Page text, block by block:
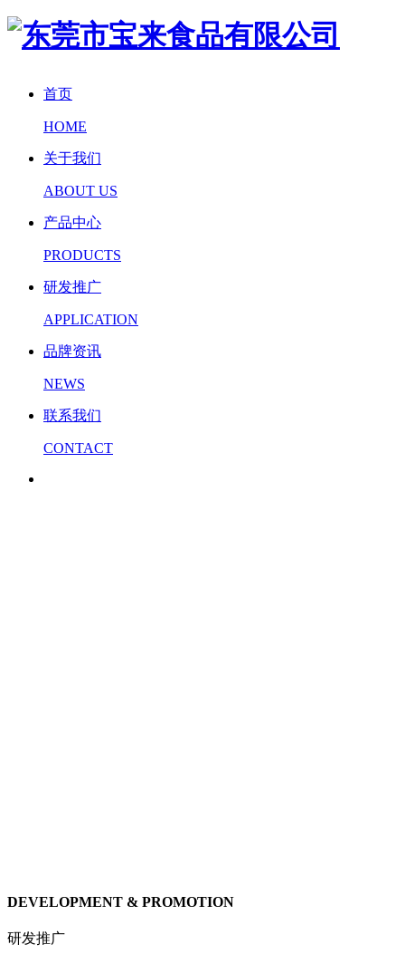
首页
HOME
关于我们
ABOUT US
产品中心
PRODUCTS
研发推广
APPLICATION
品牌资讯
NEWS
联系我们
CONTACT
DEVELOPMENT & PROMOTION
研发推广